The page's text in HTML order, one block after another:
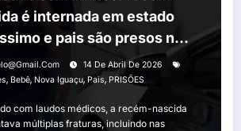
é internada em estado
e pais são presos na
Fluminense14 De Abril De 2026
, Bebê, Nova Iguaçu, Pais, PRISÕES
com laudos médicos, a recém-nascida
múltiplas fraturas, incluindo nas